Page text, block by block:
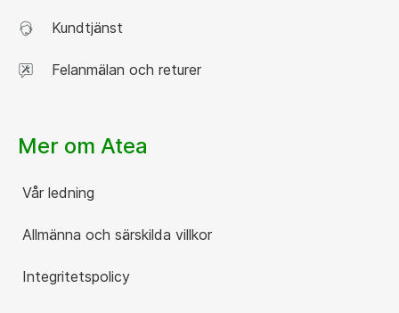
Kundtjänst
Felanmälan och returer
Mer om Atea
Vår ledning
Allmänna och särskilda villkor
Integritetspolicy